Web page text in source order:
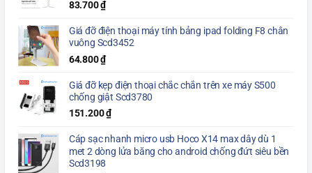
83.700₫
Giá đỡ điện thoại máy tính bảng ipad folding F8 chân
vuông Scd3452
64.800₫
Giá đỡ kẹp điện thoại chắc chắn trên xe máy S500
chống giật Scd3780
151.200₫
Cáp sạc nhanh micro usb Hoco X14 max dây dù 1
met 2 dòng lửa băng cho android chống đứt siêu bền
Scd3198